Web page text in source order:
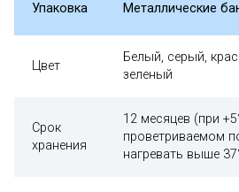
Упаковка Металлические
Цвет
Белый, серый,
зеленый
Срок
хранения
12 месяцев (при
проветриваемом
нагревать выше